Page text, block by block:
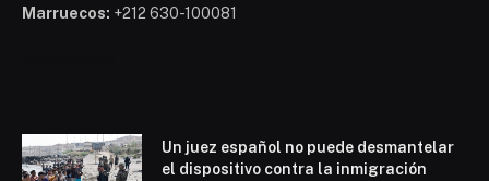
Marruecos: +212 630-100081
Un juez español no puede desmantelar
el dispositivo contra la inmigración